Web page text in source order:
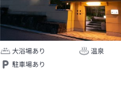
大浴場あり
温泉
駐車場あり